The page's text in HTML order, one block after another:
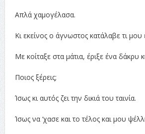
Απλά χαμογέλασα.
Κι εκείνος ο άγνωστος κατάλαβε τι μου
Με κοίταξε στα μάτια, έριξε ένα δάκρυ
Ποιος ξέρεις;
Ίσως κι αυτός ζει την δικιά του ταινία.
Ίσως να ‘χασε και το τέλος και μου